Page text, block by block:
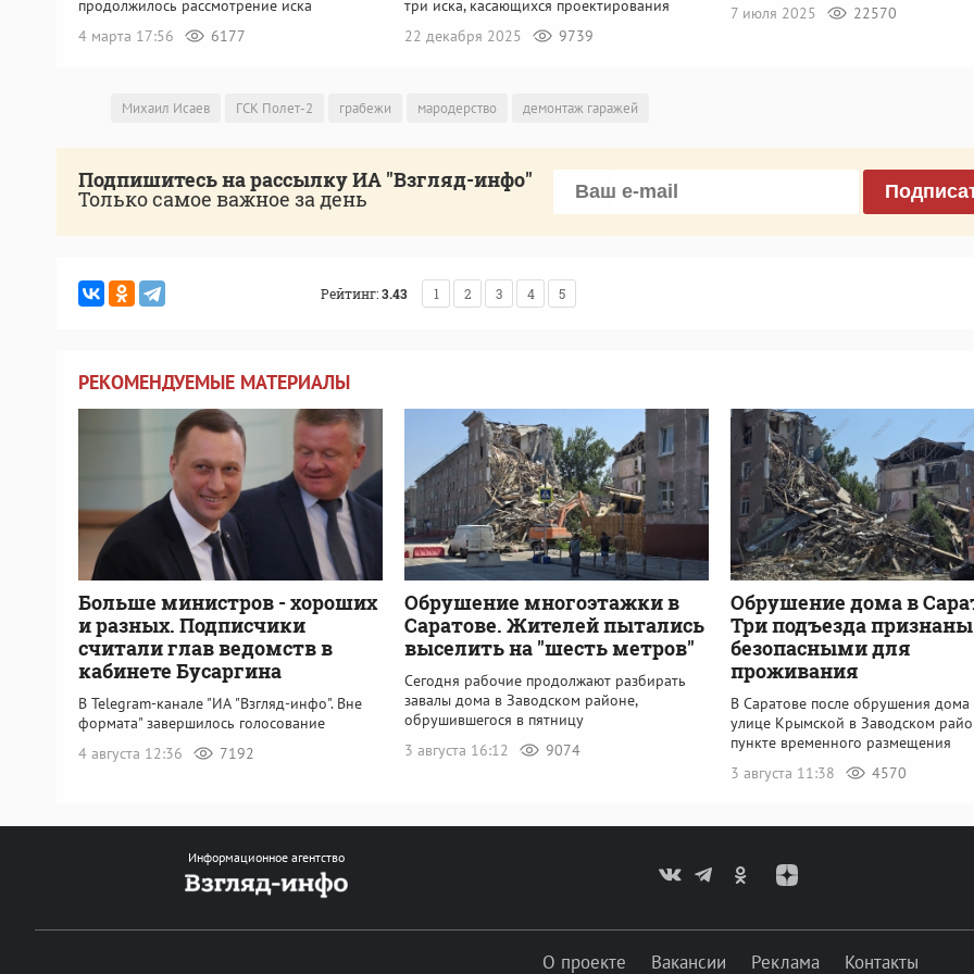
продолжилось рассмотрение иска
4 марта 17:56
6177
три иска, касающихся проектирования
22 декабря 2025
9739
7 июля 2025 22570
Михаил Исаев ГСК Полет-2 грабежи мародерство демонтаж гаражей
Подпишитесь на рассылку ИА "Взгляд-инфо"
Только самое важное за день
Рейтинг:3.43 1 2 3 4 5
РЕКОМЕНДУЕМЫЕ МАТЕРИАЛЫ
Больше министров - хороших
и разных. Подписчики
считали глав ведомств в
кабинете Бусаргина
В Telegram-канале "ИА "Взгляд-инфо". Вне
формата" завершилось голосование
4 августа 12:36
7192
Обрушение многоэтажки в
Саратове. Жителей пытались
выселить на "шесть метров"
Сегодня рабочие продолжают разбирать
завалы дома в Заводском районе,
обрушившегося в пятницу
3 августа 16:12
9074
Обрушение дома в
Три подъезда признаны
безопасными для
проживания
В Саратове после обрушения
улице Крымской в Заводском
пункте временного размещения
3 августа 11:38
4570
Информационное агентство
О проекте Вакансии Реклама
Контакты